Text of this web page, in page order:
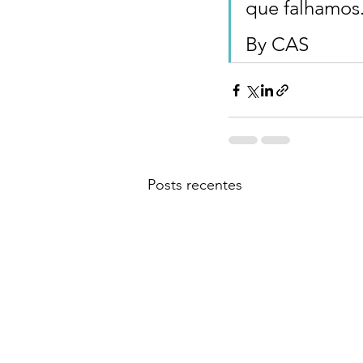
que
By CAS
Posts recentes